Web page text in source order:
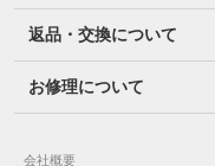
返品・交換について
お修理について
会社概要